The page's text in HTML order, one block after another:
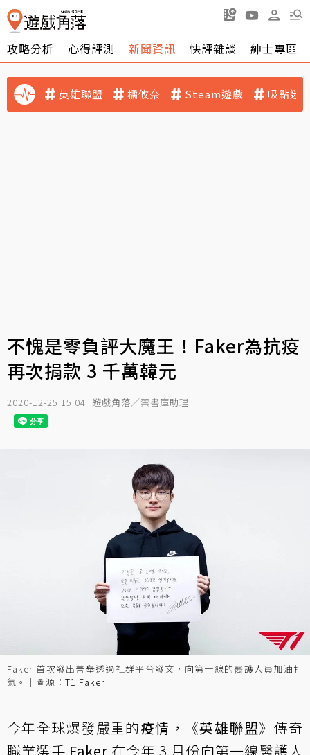
攻略分析 心得評測 新聞資訊 快評雜談 紳士專區
英雄聯盟 橘攸奈 Steam遊戲 吸點迷
不愧是零負評大魔王！Faker為抗疫
再次捐款 3 千萬韓元
2020-12-25 15:04 遊戲角落／禁書庫助理
Faker 首次發出善舉透過社群平台發文，向第一線的醫護人員加油打
氣。｜圖源： T1 Faker
今年全球爆發嚴重的疫情 ，《英雄聯盟》傳奇
職業選手 Faker 在今年 3 月份向第一線醫護人